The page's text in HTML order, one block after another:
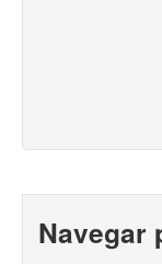
Navegar